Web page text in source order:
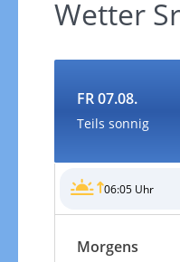
Wetter
FR 07.08.
Teils sonnig
06:05 Uhr
Morgens